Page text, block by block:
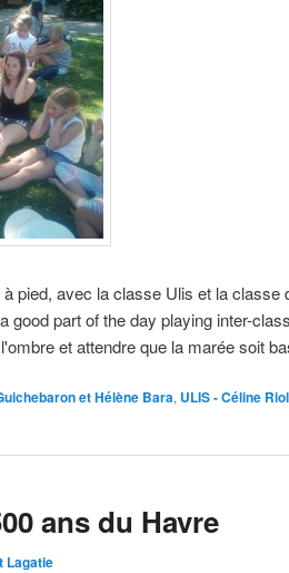
pied, avec la classe Ulis et la classe
good part of the day playing inter-
et attendre que la marée soit
et Hélène Bara, ULIS - Céline
ans du Havre
Lagatie